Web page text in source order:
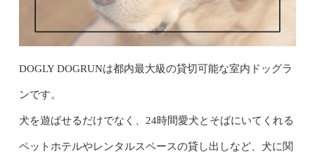
DOGLY DOGRUNは都内最大級の貸切可能な室内ドッグラ
ンです。
犬を遊ばせるだけでなく、24時間愛犬とそばにいてくれる
ペットホテルやレンタルスペースの貸し出しなど、犬に関